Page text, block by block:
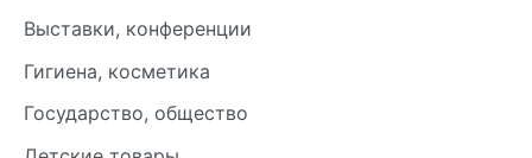
Выставки, конференции
Гигиена, косметика
Государство, общество